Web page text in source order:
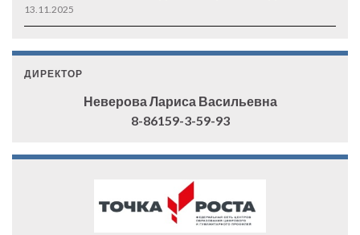
13.11.2025
ДИРЕКТОР
Неверова Лариса Васильевна
8-86159-3-59-93